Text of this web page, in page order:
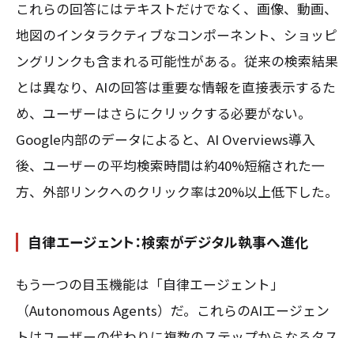
これらの回答にはテキストだけでなく、画像、動画、
地図のインタラクティブなコンポーネント、ショッピ
ングリンクも含まれる可能性がある。従来の検索結果
とは異なり、AIの回答は重要な情報を直接表示するた
め、ユーザーはさらにクリックする必要がない。
Google内部のデータによると、AI Overviews導入
後、ユーザーの平均検索時間は約40%短縮された一
方、外部リンクへのクリック率は20%以上低下した。
自律エージェント：検索がデジタル執事へ進化
もう一つの目玉機能は「自律エージェント」
（Autonomous Agents）だ。これらのAIエージェン